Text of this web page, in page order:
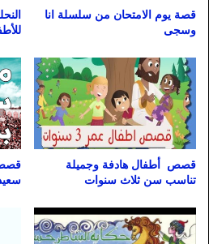
قصة يوم الامتحان من سلسلة انا
وسجى
قصص أطفال هادفة وجميلة
تناسب سن ثلاث سنوات
قصص